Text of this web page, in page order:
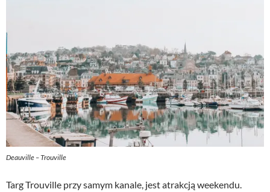
Deauville – Trouville
Targ Trouville przy samym kanale, jest atrakcją weekendu.